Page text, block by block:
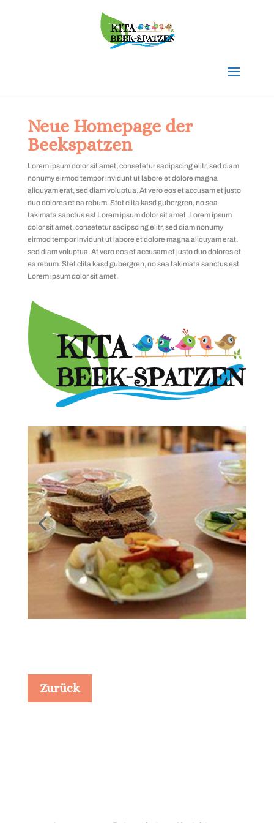
Neue Homepage der
Beekspatzen
Lorem ipsum dolor sit amet, consetetur sadipscing elitr, sed diam
nonumy eirmod tempor invidunt ut labore et dolore magna
aliquyam erat, sed diam voluptua. At vero eos et accusam et justo
duo dolores et ea rebum. Stet clita kasd gubergren, no sea
takimata sanctus est Lorem ipsum dolor sit amet. Lorem ipsum
dolor sit amet, consetetur sadipscing elitr, sed diam nonumy
eirmod tempor invidunt ut labore et dolore magna aliquyam erat,
sed diam voluptua. At vero eos et accusam et justo duo dolores et
ea rebum. Stet clita kasd gubergren, no sea takimata sanctus est
Lorem ipsum dolor sit amet.
Zurück